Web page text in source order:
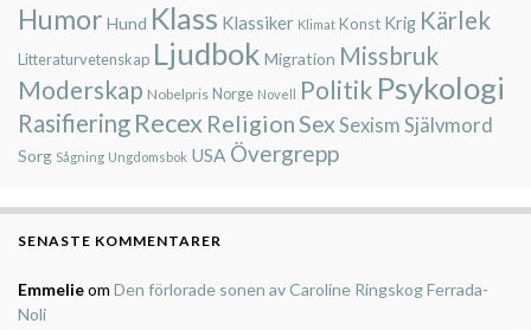
Humor Hund Klass Klassiker Klimat Konst Krig Kärlek
Litteraturvetenskap Ljudbok Migration Missbruk
Moderskap Nobelpris Norge Novell Politik Psykologi
Rasifiering Recex ReligionSex Sexism Självmord
Sorg Sågning Ungdomsbok USA Övergrepp
SENASTE KOMMENTARER
Emmelieom Den förlorade sonen av Caroline Ringskog Ferrada-
Noli